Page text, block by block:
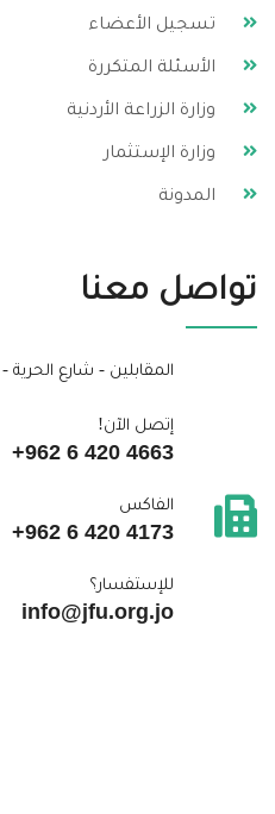
تسجيل الأعضاء
الأسئلة المتكررة
وزارة الزراعة الأردنية
وزارة الإستثمار
المدونة
تواصل معنا
المقابلين - شارع
إتصل الآن!
+962 6 420 4663
الفاكس
+962 6 420 4173
للإستفسار؟
info@jfu.org.jo